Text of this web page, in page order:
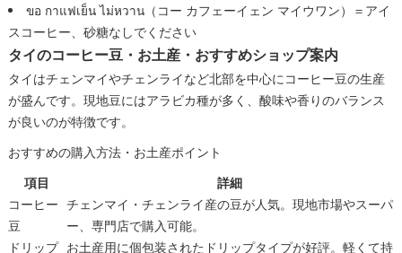
ขอ กาแฟเย็น ไม่หวาน（コー カフェーイェン マイウワン）＝アイ
スコーヒー、砂糖なしでください
タイのコーヒー豆・お土産・おすすめショップ案内
タイはチェンマイやチェンライなど北部を中心にコーヒー豆の生産
が盛んです。現地豆にはアラビカ種が多く、酸味や香りのバランス
が良いのが特徴です。
おすすめの購入方法・お土産ポイント
項目
詳細
コーヒー
豆
チェンマイ・チェンライ産の豆が人気。現地市場やスーパ
ー、専門店で購入可能。
ドリップ お土産用に個包装されたドリップタイプが好評。軽くて持